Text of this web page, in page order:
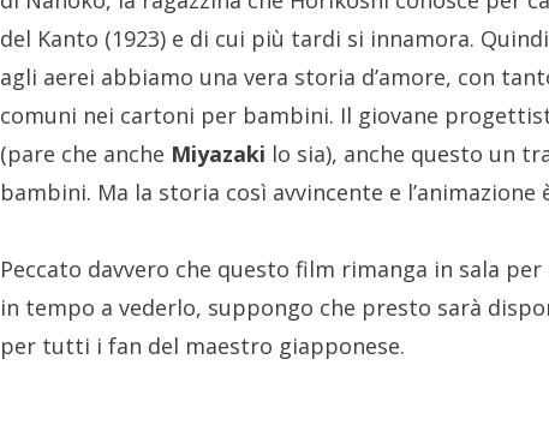
del Kanto (1923) e di cui più tardi si innamora.
agli aerei abbiamo una vera storia d’amore, con
comuni nei cartoni per bambini. Il giovane
(pare che anche Miyazaki lo sia), anche questo un
bambini. Ma la storia così avvincente e
Peccato davvero che questo film rimanga in sala
in tempo a vederlo, suppongo che presto sarà
per tutti i fan del maestro giapponese.